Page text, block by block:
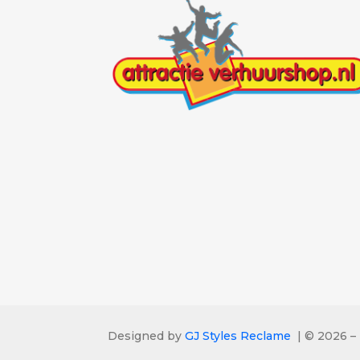
Designed byGJ Styles Reclame | © 2026